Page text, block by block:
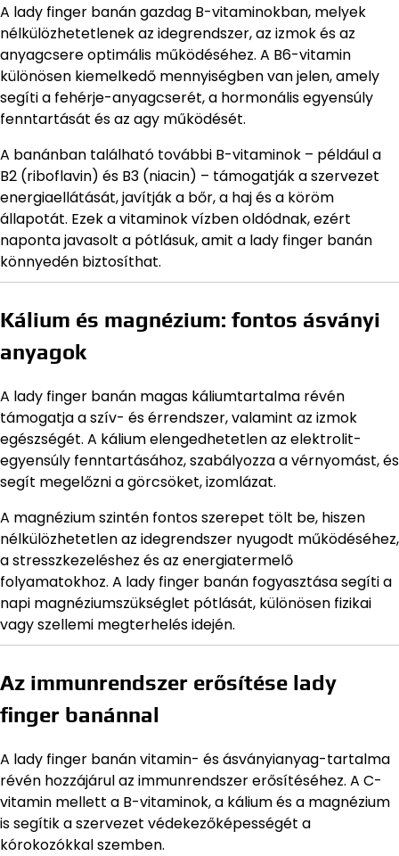
A lady finger banán gazdag B-vitaminokban, melyek
nélkülözhetetlenek az idegrendszer, az izmok és az
anyagcsere optimális működéséhez. A B6-vitamin
különösen kiemelkedő mennyiségben van jelen, amely
segíti a fehérje-anyagcserét, a hormonális egyensúly
fenntartását és az agy működését.
A banánban található további B-vitaminok – például a
B2 (riboflavin) és B3 (niacin) – támogatják a szervezet
energiaellátását, javítják a bőr, a haj és a köröm
állapotát. Ezek a vitaminok vízben oldódnak, ezért
naponta javasolt a pótlásuk, amit a lady finger banán
könnyedén biztosíthat.
Kálium és magnézium: fontos ásványi
anyagok
A lady finger banán magas káliumtartalma révén
támogatja a szív- és érrendszer, valamint az izmok
egészségét. A kálium elengedhetetlen az elektrolit-
egyensúly fenntartásához, szabályozza a vérnyomást, és
segít megelőzni a görcsöket, izomlázat.
A magnézium szintén fontos szerepet tölt be, hiszen
nélkülözhetetlen az idegrendszer nyugodt működéséhez,
a stresszkezeléshez és az energiatermelő
folyamatokhoz. A lady finger banán fogyasztása segíti a
napi magnéziumszükséglet pótlását, különösen fizikai
vagy szellemi megterhelés idején.
Az immunrendszer erősítése lady
finger banánnal
A lady finger banán vitamin- és ásványianyag-tartalma
révén hozzájárul az immunrendszer erősítéséhez. A C-
vitamin mellett a B-vitaminok, a kálium és a magnézium
is segítik a szervezet védekezőképességét a
kórokozókkal szemben.